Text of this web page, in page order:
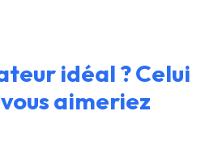
idéal ? Celui
aimeriez